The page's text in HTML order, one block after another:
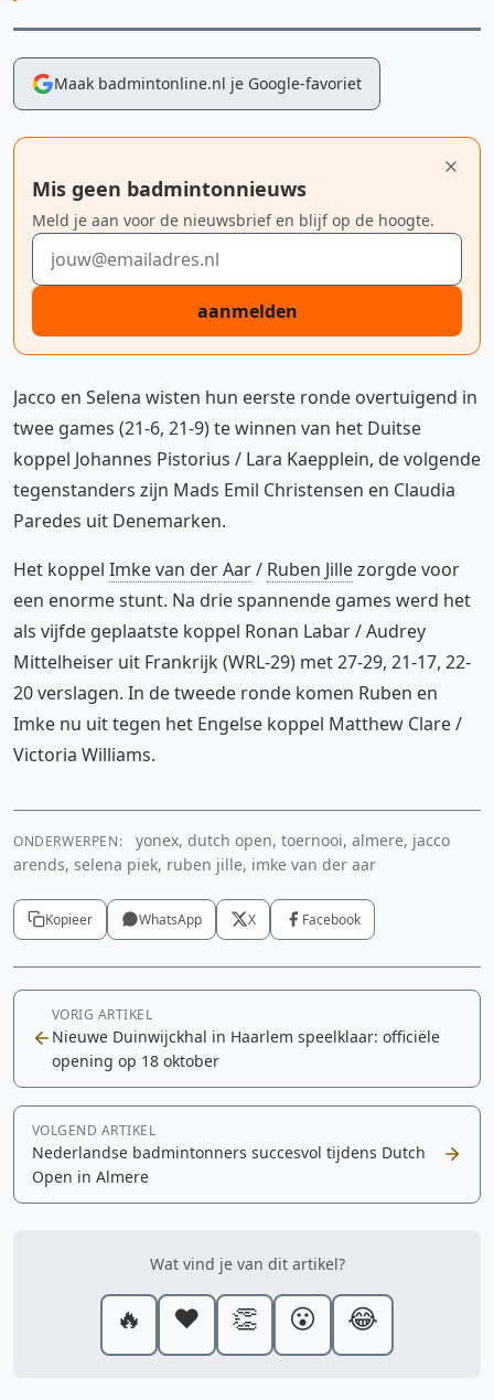
Maak badmintonline.nl je Google-favoriet
Mis geen badmintonnieuws
Meld je aan voor de nieuwsbrief en blijf op de hoogte.
E-mailadres
aanmelden
Jacco en Selena wisten hun eerste ronde overtuigend in
twee games (21-6, 21-9) te winnen van het Duitse
koppel Johannes Pistorius / Lara Kaepplein, de volgende
tegenstanders zijn Mads Emil Christensen en Claudia
Paredes uit Denemarken.
Het koppel Imke van der Aar/ Ruben Jillezorgde voor
een enorme stunt. Na drie spannende games werd het
als vijfde geplaatste koppel Ronan Labar / Audrey
Mittelheiser uit Frankrijk (WRL-29) met 27-29, 21-17, 22-
20 verslagen. In de tweede ronde komen Ruben en
Imke nu uit tegen het Engelse koppel Matthew Clare /
Victoria Williams.
ONDERWERPEN:
yonex, dutch open, toernooi, almere, jacco
arends, selena piek, ruben jille, imke van der aar
Kopieer WhatsApp X Facebook
VORIG ARTIKEL
Nieuwe Duinwijckhal in Haarlem speelklaar: officiële
opening op 18 oktober
VOLGEND ARTIKEL
Nederlandse badmintonners succesvol tijdens Dutch
Open in Almere
Wat vind je van dit artikel?
🔥 ❤️ 👏 😮 😂